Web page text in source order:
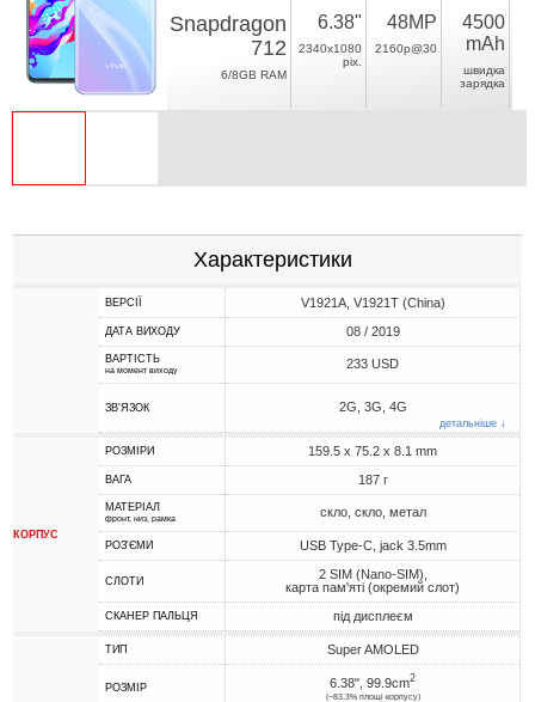
Snapdragon
712
6/8GB RAM
6.38"
2340x1080
pix.
48MP
2160p@30
4500
mAh
швидка
зарядка
Характеристики
ВЕРСІЇ V1921A, V1921T (China)
ДАТА ВИХОДУ 08 / 2019
ВАРТІСТЬ
на момент виходу 233 USD
ЗВ'ЯЗОК 2G, 3G, 4G
детальніше ↓
КОРПУС
РОЗМІРИ 159.5 x 75.2 x 8.1 mm
ВАГА 187 г
МАТЕРІАЛ
фронт, низ, рамка скло, скло, метал
РОЗ'ЄМИ USB Type-C, jack 3.5mm
СЛОТИ
2 SIM (Nano-SIM),
карта пам'яті (окремий слот)
СКАНЕР ПАЛЬЦЯ під дисплеєм
ТИП Super AMOLED
РОЗМІР 6.38", 99.9cm2
(~83.3% площі корпусу)